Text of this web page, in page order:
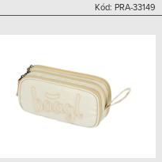
Kód: PRA-33149